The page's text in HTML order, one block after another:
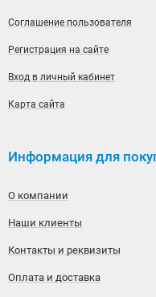
Соглашение пользователя
Регистрация на сайте
Вход в личный кабинет
Карта сайта
Информация для
О компании
Наши клиенты
Контакты и реквизиты
Оплата и доставка